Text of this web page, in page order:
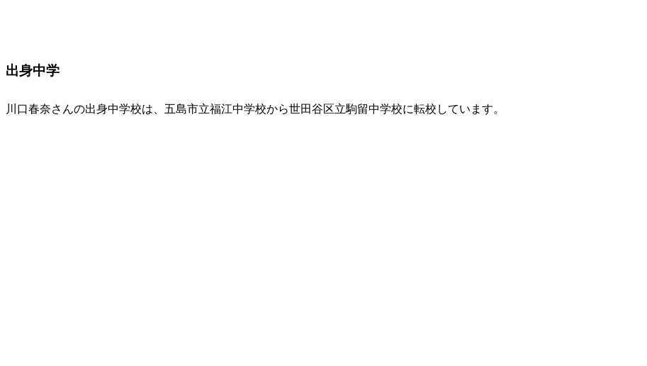
出身中学
川口春奈さんの出身中学校は、五島市立福江中学校から世田谷区立駒留中学校に転校しています。